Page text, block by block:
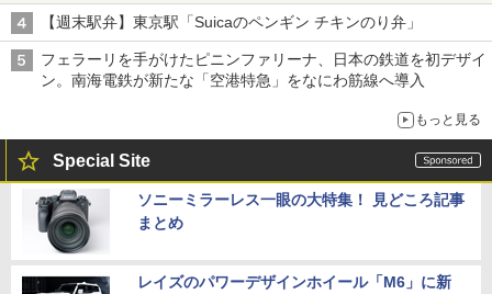
【週末駅弁】東京駅「Suicaのペンギン チキンのり弁」
フェラーリを手がけたピニンファリーナ、日本の鉄道を初デザイ
ン。南海電鉄が新たな「空港特急」をなにわ筋線へ導入
もっと見る
Special Site
ソニーミラーレス一眼の大特集！ 見どころ記事
まとめ
レイズのパワーデザインホイール「M6」に新